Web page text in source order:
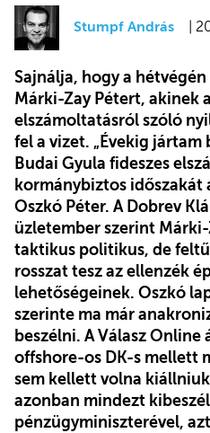
Stumpf András |
Sajnálja, hogy a
Márki-Zay Pétert, akinek
elszámoltatásról szóló
fel a vizet. „Évekig jártam
Budai Gyula fideszes
kormánybiztos időszakát
Oszkó Péter. A Dobrev
üzletember szerint
taktikus politikus, de
rosszat tesz az ellenzék
lehetőségeinek. Oszkó
szerinte ma már
beszélni. A Válasz
offshore-os DK-s mellett
sem kellett volna
azonban mindezt
pénzügyminiszterével,